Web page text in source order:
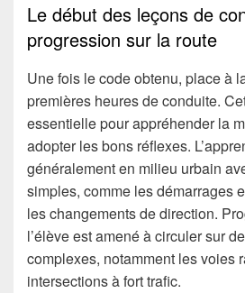
Le début des leçons de
progression sur la route
Une fois le code obtenu, place à
premières heures de conduite.
essentielle pour appréhender la
adopter les bons réflexes.
généralement en milieu urbain
simples, comme les démarrages
les changements de direction.
l’élève est amené à circuler sur
complexes, notamment les voies
intersections à fort trafic.